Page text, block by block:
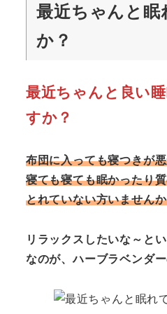
最近ちゃんと眠
か？
最近ちゃんと良い
すか？
布団に入っても寝つきが
寝ても寝ても眠かったり
とれていない方いません
リラックスしたいな～と
なのが、ハーブラベンダ